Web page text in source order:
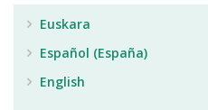
Euskara
Español (España)
English